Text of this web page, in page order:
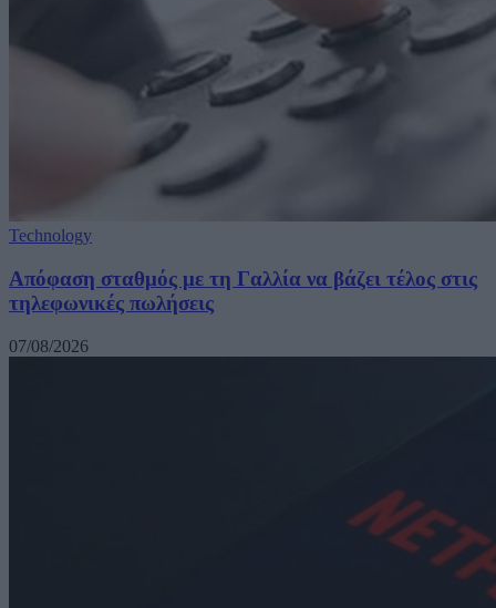
Technology
Απόφαση σταθμός με τη Γαλλία να βάζει τέλος στις
τηλεφωνικές πωλήσεις
07/08/2026